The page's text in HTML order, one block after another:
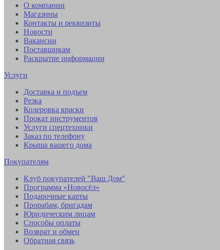
О компании
Магазины
Контакты и реквизиты
Новости
Вакансии
Поставщикам
Раскрытие информации
Услуги
Доставка и подъем
Резка
Колеровка краски
Прокат инструментов
Услуги спецтехники
Заказ по телефону
Крыша вашего дома
Покупателям
Клуб покупателей "Ваш Дом"
Программа «Новосёл»
Подарочные карты
Прорабам, бригадам
Юридическим лицам
Способы оплаты
Возврат и обмен
Обратная связь